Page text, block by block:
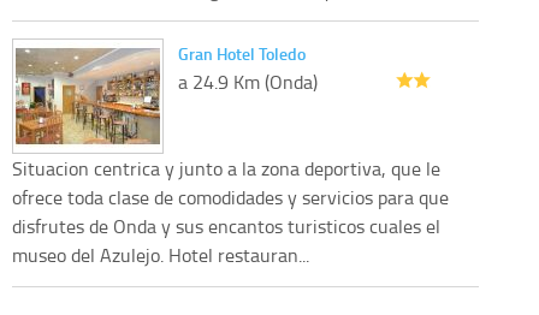
Gran Hotel Toledo
a 24.9 Km (Onda)
Situacion centrica y junto a la zona deportiva, que le
ofrece toda clase de comodidades y servicios para que
disfrutes de Onda y sus encantos turisticos cuales el
museo del Azulejo. Hotel restauran...